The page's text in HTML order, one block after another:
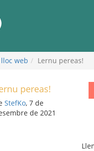
web Lernu pereas!
pereas!
StefKo, 7 de
de 2021